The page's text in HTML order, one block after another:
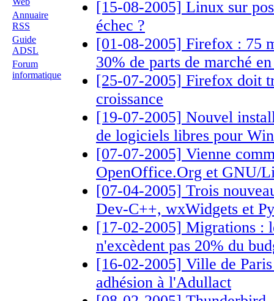
Annuaire
RSS
Guide
ADSL
Forum
informatique
[15-08-2005] Linux sur
échec ?
[01-08-2005] Firefox : 75
30% de parts de marché
[25-07-2005] Firefox doit
croissance
[19-07-2005] Nouvel
de logiciels libres pour
[07-07-2005] Vienne
OpenOffice.Org et GNU/
[07-04-2005] Trois
Dev-C++, wxWidgets et
[17-02-2005] Migrations :
n'excèdent pas 20% du
[16-02-2005] Ville de
adhésion à l'Adullact